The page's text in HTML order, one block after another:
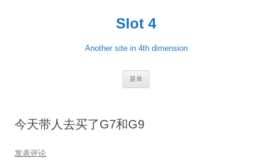
Slot 4
Another site in 4th dimension
菜单
今天带人去买了G7和G9
发表评论